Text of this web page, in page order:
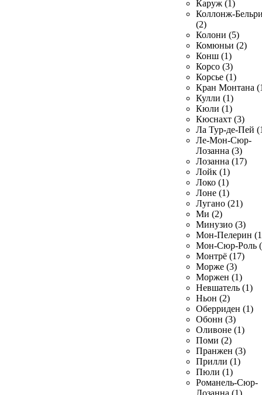
Каруж (1)
Коллонж-
(2)
Колони (5)
Комюньи (2)
Конш (1)
Корсо (3)
Корсье (1)
Кран Монтана
Кулли (1)
Кюли (1)
Кюснахт (3)
Ла Тур-де-Пей
Ле-Мон-Сюр-
Лозанна (3)
Лозанна (17)
Лойк (1)
Локо (1)
Лоне (1)
Лугано (21)
Ми (2)
Минузио (3)
Мон-Пелерин
Мон-Сюр-Роль
Монтрё (17)
Морже (3)
Моржен (1)
Невшатель (1)
Ньон (2)
Оберриден (1)
Обонн (3)
Оливоне (1)
Поми (2)
Пранжен (3)
Прилли (1)
Пюли (1)
Романель-Сюр-
Лозанна (1)